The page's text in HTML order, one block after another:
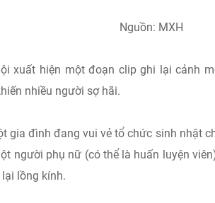
Nguồn: MXH
xuất hiện một đoạn clip ghi lại cảnh
nhiều người sợ hãi.
gia đình đang vui vẻ tổ chức sinh nhật
người phụ nữ (có thể là huấn luyện
lồng kính.